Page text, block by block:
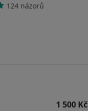
124 názorů
1 500 Kč